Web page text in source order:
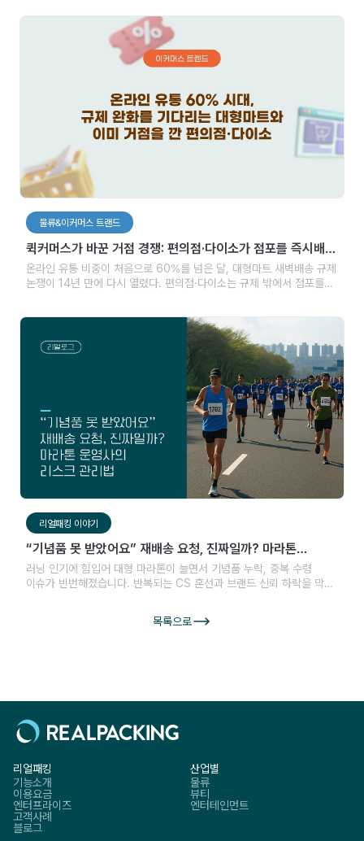
물류&이커머스 트랜드
퀵커머스가 바꾼 거점 경쟁: 편의점·다이소가 점포를 즉시배송
거점으로 바꾸는 동안
온라인 유통 비중이 처음으로 60%를 넘은 달, 대형마트 새벽배송 규제
논쟁이 14년 만에 다시 열렸다. 편의점·다이소는 규제 밖에서 점포를
리얼패킹 이야기
“기념품 못 받았어요” 재배송 요청, 진짜일까? 마라톤
운영사의 리스크 관리법
러닝 인기에 힘입어 대형 마라톤이 늘면서 기념품 누락, 중복 수령
이슈가 빈번해졌습니다. 반복되는 CS 혼선과 브랜드 신뢰 하락을 막기
목록으로
리얼패킹
기능소개
이용요금
엔터프라이즈
고객사례
블로그
산업별
물류
뷰티
엔터테인먼트